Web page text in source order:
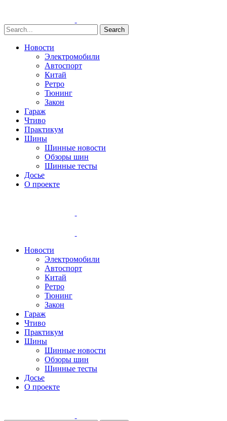
Search
Новости
Электромобили
Автоспорт
Китай
Ретро
Тюнинг
Закон
Гараж
Чтиво
Практикум
Шины
Шинные новости
Обзоры шин
Шинные тесты
Досье
О проекте
Новости
Электромобили
Автоспорт
Китай
Ретро
Тюнинг
Закон
Гараж
Чтиво
Практикум
Шины
Шинные новости
Обзоры шин
Шинные тесты
Досье
О проекте